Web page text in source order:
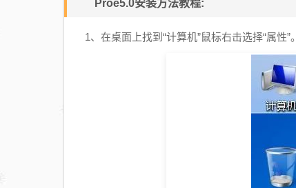
Proe5.0安装方法教程:
1、在桌面上找到“计算机”鼠标右击选择“属性”。